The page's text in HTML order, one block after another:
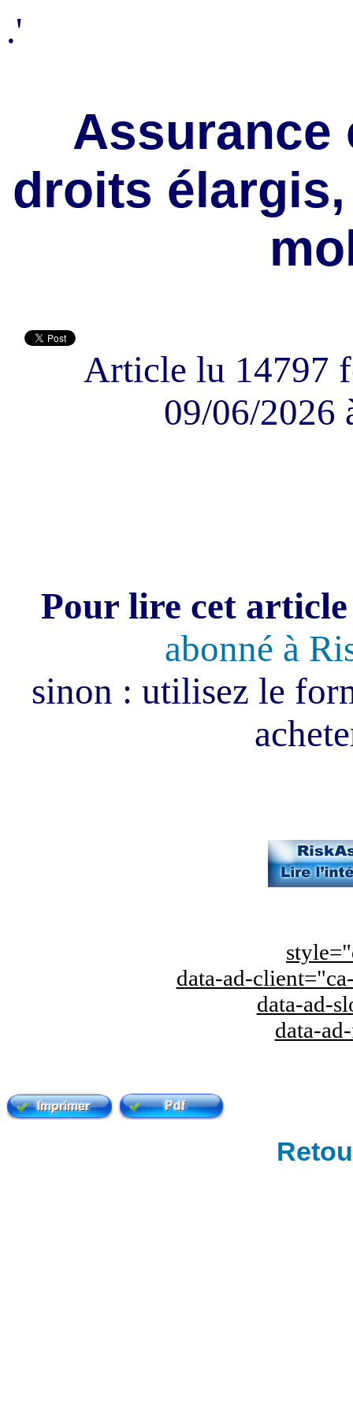
.'
Assurance
droits
Article lu 14797
09/06/2026
Pour lire cet
abonné à
sinon : utilisez le
data-ad-
data-ad-
data-